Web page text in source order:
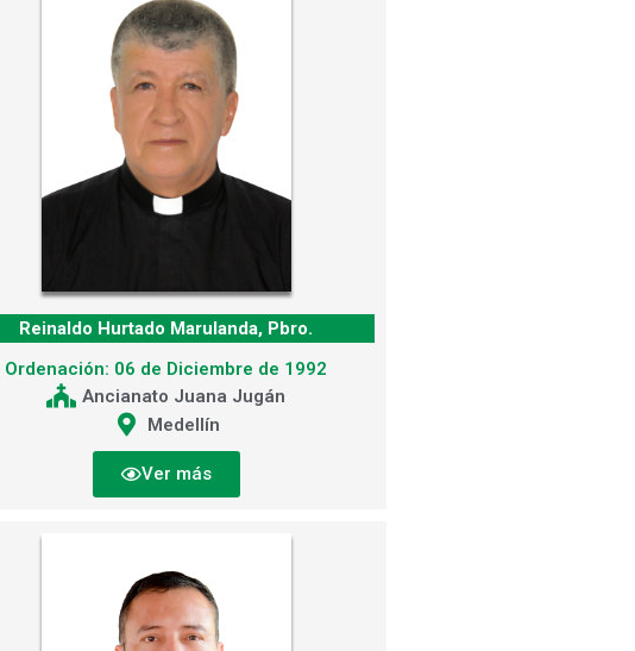
Reinaldo Hurtado Marulanda, Pbro.
Ordenación: 06 de Diciembre de 1992
Ancianato Juana Jugán
Medellín
Ver más